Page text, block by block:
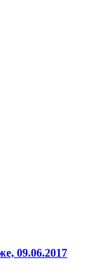
09.06.2017